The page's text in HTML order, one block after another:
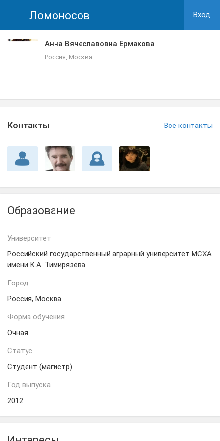
Ломоносов Вход
Анна Вячеславовна Ермакова
Россия, Москва
Контакты Все контакты
Образование
Университет
Российский государственный аграрный университет МСХА
имени К.А. Тимирязева
Город
Россия, Москва
Форма обучения
Очная
Статус
Студент (магистр)
Год выпуска
2012